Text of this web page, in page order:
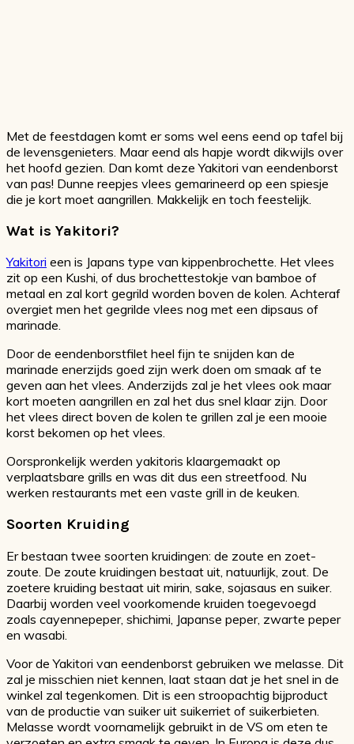
Met de feestdagen komt er soms wel eens eend op tafel bij
de levensgenieters. Maar eend als hapje wordt dikwijls over
het hoofd gezien. Dan komt deze Yakitori van eendenborst
van pas! Dunne reepjes vlees gemarineerd op een spiesje
die je kort moet aangrillen. Makkelijk en toch feestelijk.
Wat is Yakitori?
Yakitori een is Japans type van kippenbrochette. Het vlees
zit op een Kushi, of dus brochettestokje van bamboe of
metaal en zal kort gegrild worden boven de kolen. Achteraf
overgiet men het gegrilde vlees nog met een dipsaus of
marinade.
Door de eendenborstfilet heel fijn te snijden kan de
marinade enerzijds goed zijn werk doen om smaak af te
geven aan het vlees. Anderzijds zal je het vlees ook maar
kort moeten aangrillen en zal het dus snel klaar zijn. Door
het vlees direct boven de kolen te grillen zal je een mooie
korst bekomen op het vlees.
Oorspronkelijk werden yakitoris klaargemaakt op
verplaatsbare grills en was dit dus een streetfood. Nu
werken restaurants met een vaste grill in de keuken.
Soorten Kruiding
Er bestaan twee soorten kruidingen: de zoute en zoet-
zoute. De zoute kruidingen bestaat uit, natuurlijk, zout. De
zoetere kruiding bestaat uit mirin, sake, sojasaus en suiker.
Daarbij worden veel voorkomende kruiden toegevoegd
zoals cayennepeper, shichimi, Japanse peper, zwarte peper
en wasabi.
Voor de Yakitori van eendenborst gebruiken we melasse. Dit
zal je misschien niet kennen, laat staan dat je het snel in de
winkel zal tegenkomen. Dit is een stroopachtig bijproduct
van de productie van suiker uit suikerriet of suikerbieten.
Melasse wordt voornamelijk gebruikt in de VS om eten te